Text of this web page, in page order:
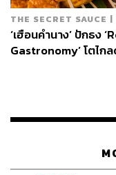
THE SECRET SAUCE
‘เฮือนคำนาง’ ปักธง
Gastronomy’ โตไ